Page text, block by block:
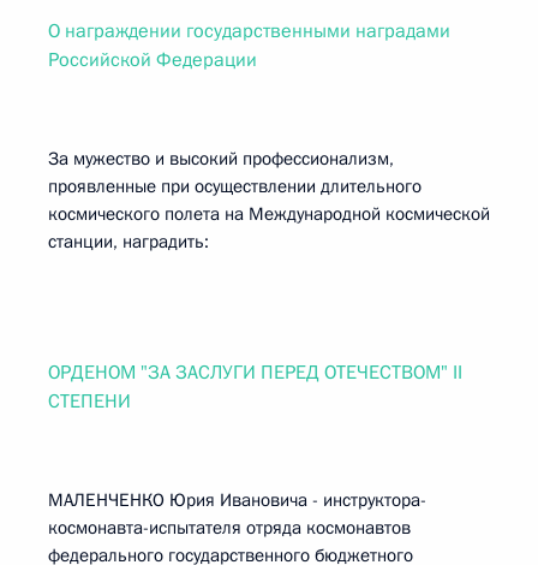
О награждении государственными наградами
Российской Федерации
За мужество и высокий профессионализм,
проявленные при осуществлении длительного
космического полета на Международной космической
станции, наградить:
ОРДЕНОМ "ЗА ЗАСЛУГИ ПЕРЕД ОТЕЧЕСТВОМ" II
СТЕПЕНИ
МАЛЕНЧЕНКО Юрия Ивановича - инструктора-
космонавта-испытателя отряда космонавтов
федерального государственного бюджетного